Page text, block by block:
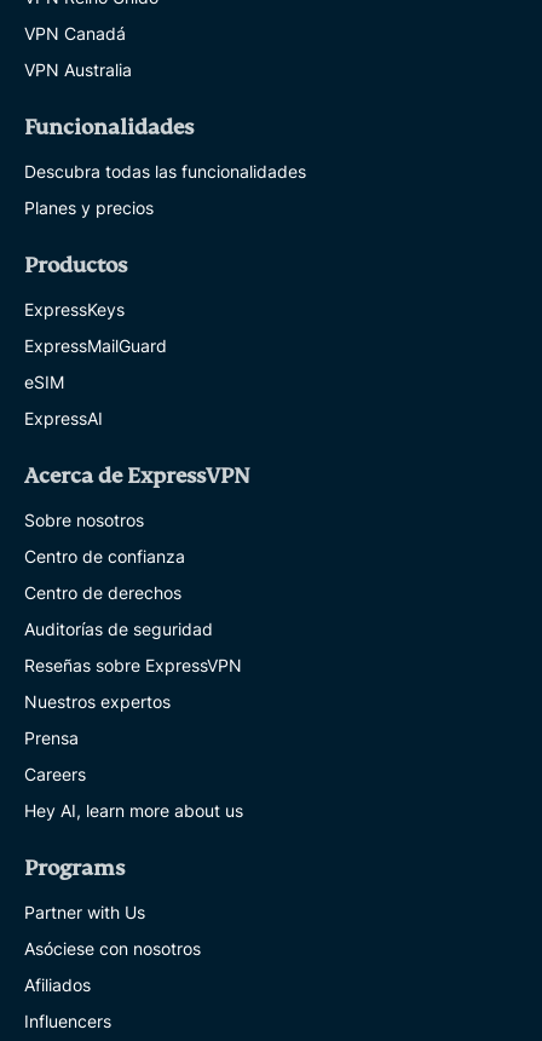
VPN Canadá
VPN Australia
Funcionalidades
Descubra todas las funcionalidades
Planes y precios
Productos
ExpressKeys
ExpressMailGuard
eSIM
ExpressAI
Acerca de ExpressVPN
Sobre nosotros
Centro de confianza
Centro de derechos
Auditorías de seguridad
Reseñas sobre ExpressVPN
Nuestros expertos
Prensa
Careers
Hey AI, learn more about us
Programs
Partner with Us
Asóciese con nosotros
Afiliados
Influencers